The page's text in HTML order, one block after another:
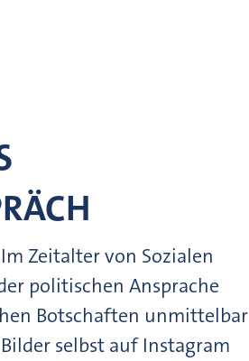
Zeitalter von Sozialen
politischen Ansprache
Botschaften unmittelbar
selbst auf Instagram